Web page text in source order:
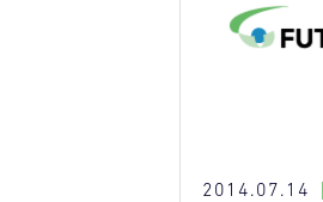
2014.07.14